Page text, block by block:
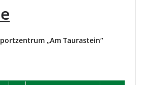
„Am Taurastein“